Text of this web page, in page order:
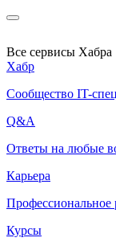
Все сервисы Хабра
Хабр
Сообщество IT-
Q&A
Ответы на любые
Карьера
Профессиональное
Курсы